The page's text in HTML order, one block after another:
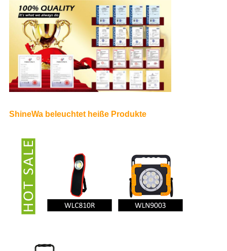
ShineWa beleuchtet heiße Produkte